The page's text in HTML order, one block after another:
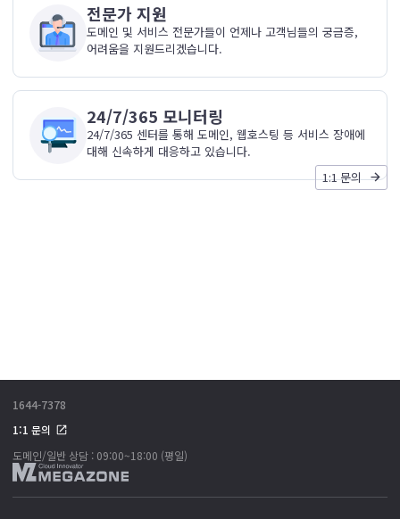
전문가 지원
도메인 및 서비스 전문가들이 언제나 고객님들의 궁금증,
어려움을 지원드리겠습니다.
24/7/365 모니터링
24/7/365 센터를 통해 도메인, 웹호스팅 등 서비스 장애에
대해 신속하게 대응하고 있습니다.
1:1 문의
1644-7378
1:1 문의
도메인/일반 상담 : 09:00~18:00 (평일)